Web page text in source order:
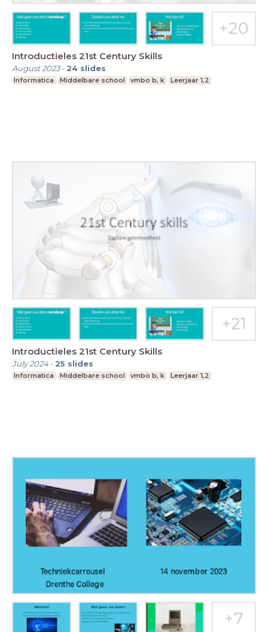
Introductieles 21st Century Skills
August 2023- 24 slides
Informatica Middelbare school vmbo b, k Leerjaar 1,2
Introductieles 21st Century Skills
July 2024- 25 slides
Informatica Middelbare school vmbo b, k Leerjaar 1,2